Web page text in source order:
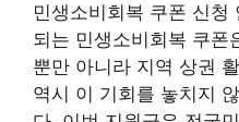
민생소비회복 쿠폰 신청
되는 민생소비회복 쿠폰
뿐만 아니라 지역 상권
역시 이 기회를 놓치지